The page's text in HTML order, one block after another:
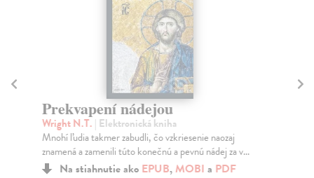
Prekvapení nádejou
Wright N.T. | Elektronická kniha
Mnohí ľudia takmer zabudli, čo vzkriesenie naozaj
znamená a zamenili túto konečnú a pevnú nádej za v...
Na stiahnutie ako EPUB,MOBI a PDF